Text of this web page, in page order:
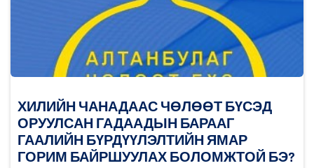
ХИЛИЙН ЧАНАДААС ЧӨЛӨӨТ БҮСЭД
ОРУУЛСАН ГАДААДЫН БАРААГ
ГААЛИЙН БҮРДҮҮЛЭЛТИЙН ЯМАР
ГОРИМ БАЙРШУУЛАХ БОЛОМЖТОЙ БЭ?